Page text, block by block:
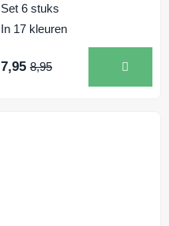
Set 6 stuks
In 17 kleuren
7,95 8,95